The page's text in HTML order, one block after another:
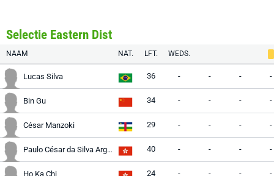
Selectie Eastern Dist
NAAM NAT. LFT. WEDS.
Lucas Silva 36 - - - -
Bin Gu 34 - - - -
César Manzoki 29 - - - -
Paulo César da Silva Argolo 40 - - - -
Ho Ka Chi 24 - - - -